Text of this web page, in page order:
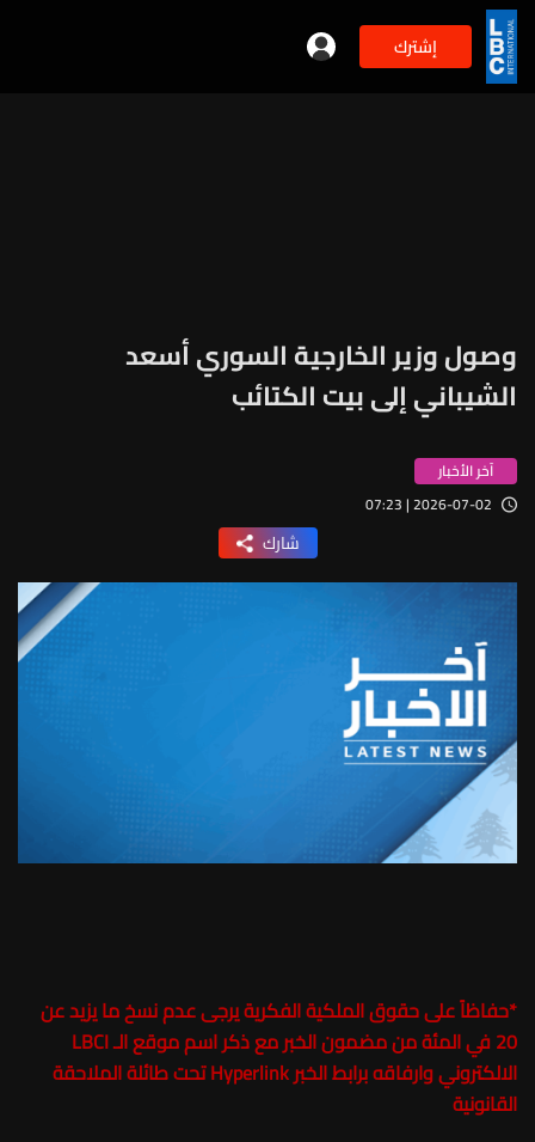
إشترك
وصول وزير الخارجية السوري أسعد
الشيباني إلى بيت الكتائب
آخر الأخبار
2026-07-02 | 07:23
شارك
*حفاظاً على حقوق الملكية الفكرية يرجى عدم نسخ ما يزيد عن
20 في المئة من مضمون الخبر مع ذكر اسم موقع الـ LBCI
الالكتروني وارفاقه برابط الخبر Hyperlink تحت طائلة الملاحقة
القانونية